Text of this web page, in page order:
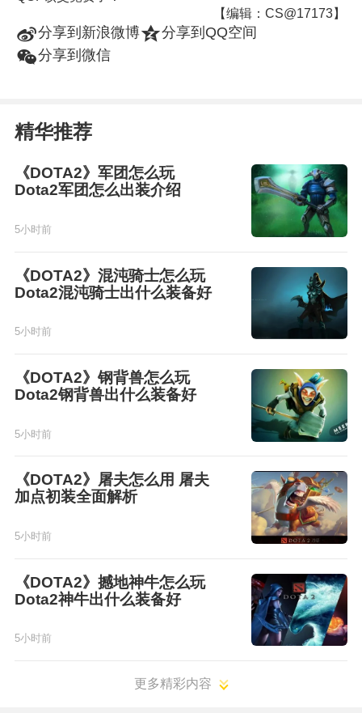
【编辑：CS@17173】
t分享到新浪微博z分享到QQ空间
w分享到微信
精华推荐
《DOTA2》军团怎么玩
Dota2军团怎么出装介绍
5小时前
《DOTA2》混沌骑士怎么玩
Dota2混沌骑士出什么装备好
5小时前
《DOTA2》钢背兽怎么玩
Dota2钢背兽出什么装备好
5小时前
《DOTA2》屠夫怎么用 屠夫
加点初装全面解析
5小时前
《DOTA2》撼地神牛怎么玩
Dota2神牛出什么装备好
5小时前
更多精彩内容